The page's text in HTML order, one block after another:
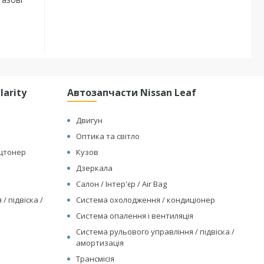
підвіска /
Автозапчасти Nissan Leaf
Двигун
Оптика та світло
Кузов
Дзеркала
Салон / Інтер'єр / Air Bag
Система охолодження / кондиціонер
Система опалення і вентиляція
Система рульового управління / підвіска /
амортизація
Трансмісія